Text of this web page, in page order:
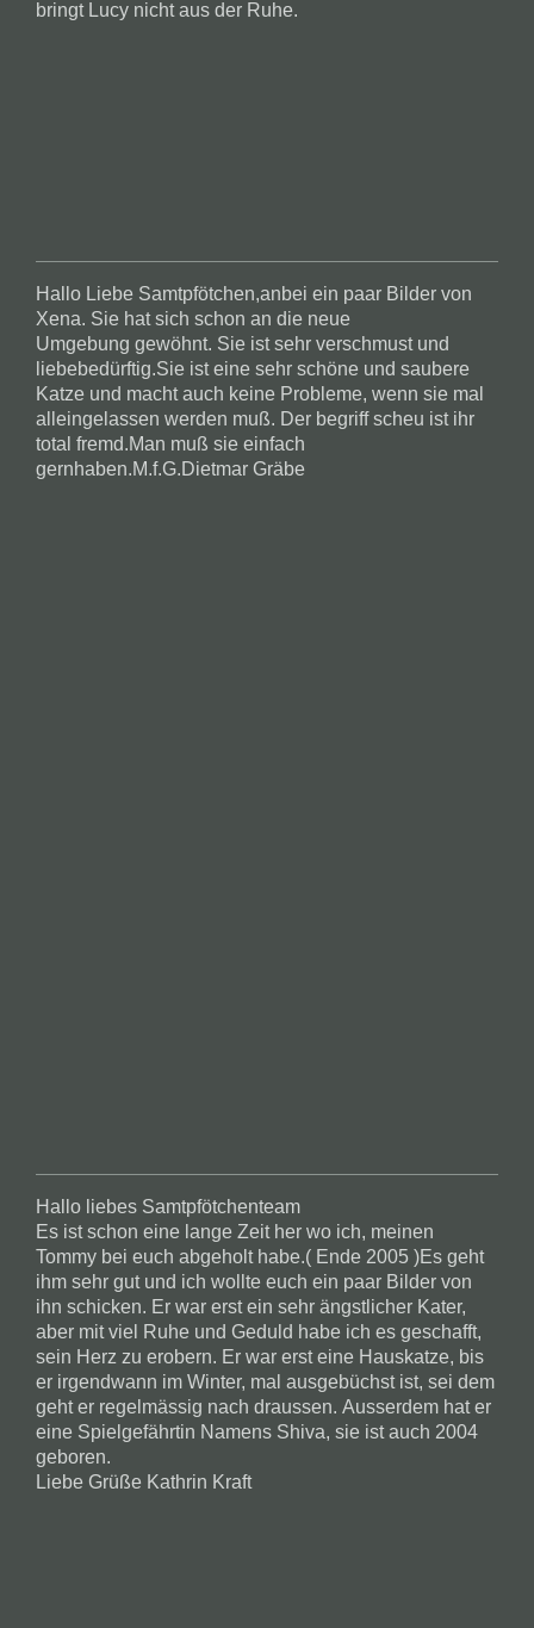
bringt Lucy nicht aus der Ruhe.
Hallo Liebe Samtpfötchen,anbei ein paar Bilder von
Xena. Sie hat sich schon an die neue
Umgebung gewöhnt. Sie ist sehr verschmust und
liebebedürftig.Sie ist eine sehr schöne und saubere
Katze und macht auch keine Probleme, wenn sie mal
alleingelassen werden muß. Der begriff scheu ist ihr
total fremd.Man muß sie einfach
gernhaben.M.f.G.Dietmar Gräbe
Hallo liebes Samtpfötchenteam
Es ist schon eine lange Zeit her wo ich, meinen
Tommy bei euch abgeholt habe.( Ende 2005 )Es geht
ihm sehr gut und ich wollte euch ein paar Bilder von
ihn schicken. Er war erst ein sehr ängstlicher Kater,
aber mit viel Ruhe und Geduld habe ich es geschafft,
sein Herz zu erobern. Er war erst eine Hauskatze, bis
er irgendwann im Winter, mal ausgebüchst ist, sei dem
geht er regelmässig nach draussen. Ausserdem hat er
eine Spielgefährtin Namens Shiva, sie ist auch 2004
geboren.
Liebe Grüße Kathrin Kraft